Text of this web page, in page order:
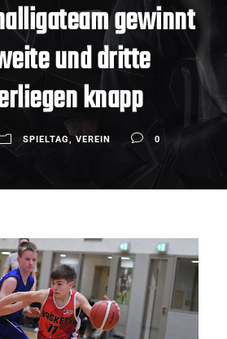
gewinnt
und dritte
knapp
SPIELTAG, VEREIN 0